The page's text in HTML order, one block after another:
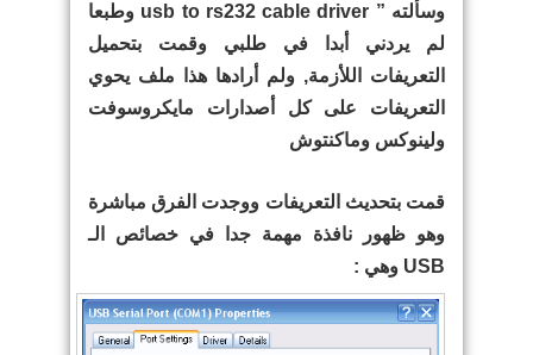
وسألته ” usb to rs232 cable driver وطبعا
لم يردني أبدا في طلبي وقمت بتحميل
التعريفات اللأزمة, ولم أرادها هذا ملف يحوي
التعريفات على كل أصدارات مايكروسوفت
ولينوكس وماكنتوش
قمت بتحديث التعريفات ووجدت الفرق مباشرة
وهو ظهور نافذة مهمة جدا في خصائص الـ
USB وهي :